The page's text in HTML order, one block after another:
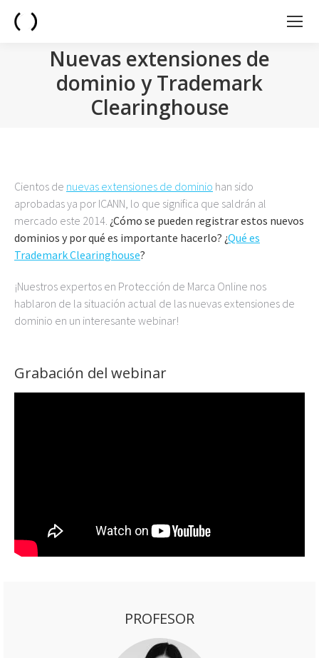
Nuevas extensiones de
dominio y Trademark
Clearinghouse
Cientos de nuevas extensiones de dominio han sido
aprobadas ya por ICANN, lo que significa que saldrán al
mercado este 2014. ¿Cómo se pueden registrar estos nuevos
dominios y por qué es importante hacerlo? ¿Qué es
Trademark Clearinghouse?
¡Nuestros expertos en Protección de Marca Online nos
hablaron de la situación actual de las nuevas extensiones de
dominio en un interesante webinar!
Grabación del webinar
PROFESOR